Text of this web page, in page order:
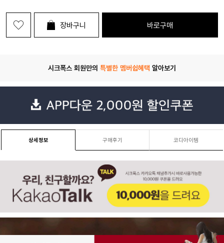
장바구니 바로구매
시크폭스 회원만의 특별한 멤버쉽혜택 알아보기
상세정보 구매후기 코디아이템